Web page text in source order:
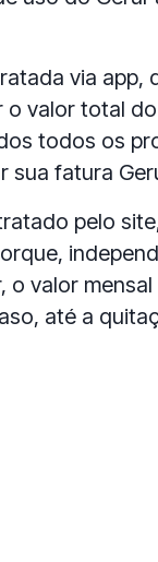
via app,
valor total
todos os
sua fatura
pelo
o valor
até a